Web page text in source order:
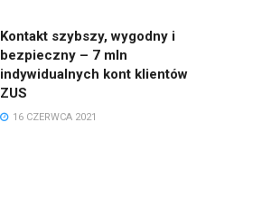
Kontakt szybszy, wygodny i
bezpieczny – 7 mln
indywidualnych kont klientów
ZUS
16 CZERWCA 2021